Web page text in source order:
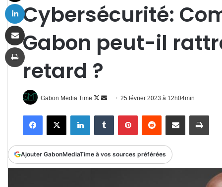
Cybersécurité:
Gabon peut-il
retard ?
Gabon Media Time
Follow
X
Envoyer
courriel
25 février 2023 à 12h04min
FacebookX LinkedinTumblr PinterestReddit Partager par email
Ajouter GabonMediaTime à vos sources préférées
Imprimer